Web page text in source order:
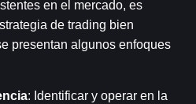
en el mercado, es
de trading bien
presentan algunos enfoques
: Identificar y operar en la